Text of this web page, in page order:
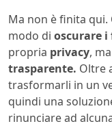
Ma non è finita qui.
modo di oscurare
propria privacy,
trasparente. Oltre
trasformarli in un
quindi una
rinunciare ad